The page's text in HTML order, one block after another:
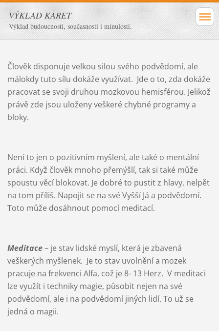
VÝKLAD KARET
Výklad budoucnosti, současnosti i minulosti.
Člověk disponuje velkou silou svého podvědomí, ale
málokdy tuto sílu dokáže využívat. Jde o to, zda dokáže
pracovat se svoji druhou mozkovou hemisférou. Jelikož
právě zde jsou uloženy veškeré chybné programy a
bloky.
Není to jen o pozitivním myšlení, ale také o mentální
práci. Když člověk mnoho přemýšlí, tak si také může
spoustu věcí blokovat. Je dobré to pustit z hlavy, nelpět
na tom příliš. Napojit se na své Vyšší Já a podvědomí.
Toto může dosáhnout pomocí meditací.
Meditace– je stav lidské myslí, která je zbavená
veškerých myšlenek. Je to stav uvolnění a mozek
pracuje na frekvenci Alfa, což je 8- 13 Herz. V meditaci
lze využít i techniky magie, působit nejen na své
podvědomí, ale i na podvědomí jiných lidí. To už se
jedná o magii.